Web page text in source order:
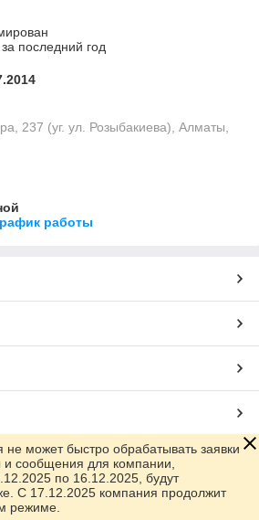
последний год
237 (уг. ул. Розыбакиева), Алматы,
работы
может быстро обрабатывать заявки
и сообщения для компании,
по 16.12.2025, будут
С 17.12.2025 компания продолжит
режиме.